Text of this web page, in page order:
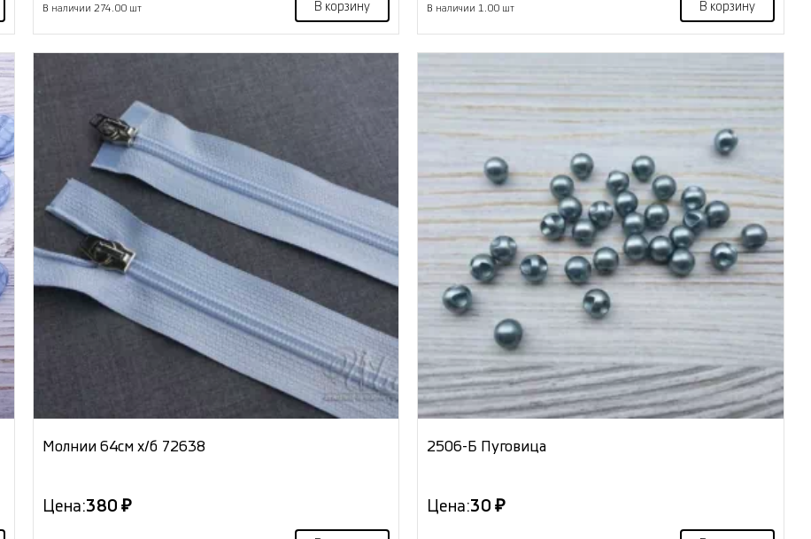
В наличии 274.00 шт В корзину В наличии 1.00 шт В корзину
Молнии 64см х/б 72638
Цена:380 ₽
2506-Б Пуговица
Цена:30 ₽